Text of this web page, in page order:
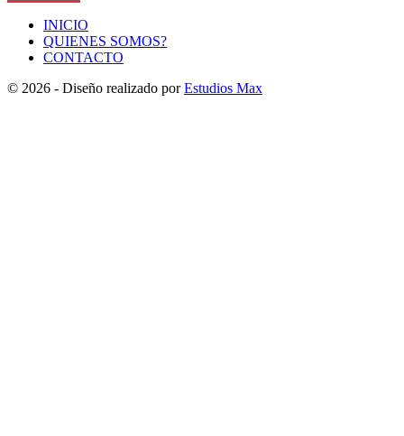
INICIO
QUIENES SOMOS?
CONTACTO
© 2026 - Diseño realizado porEstudios Max